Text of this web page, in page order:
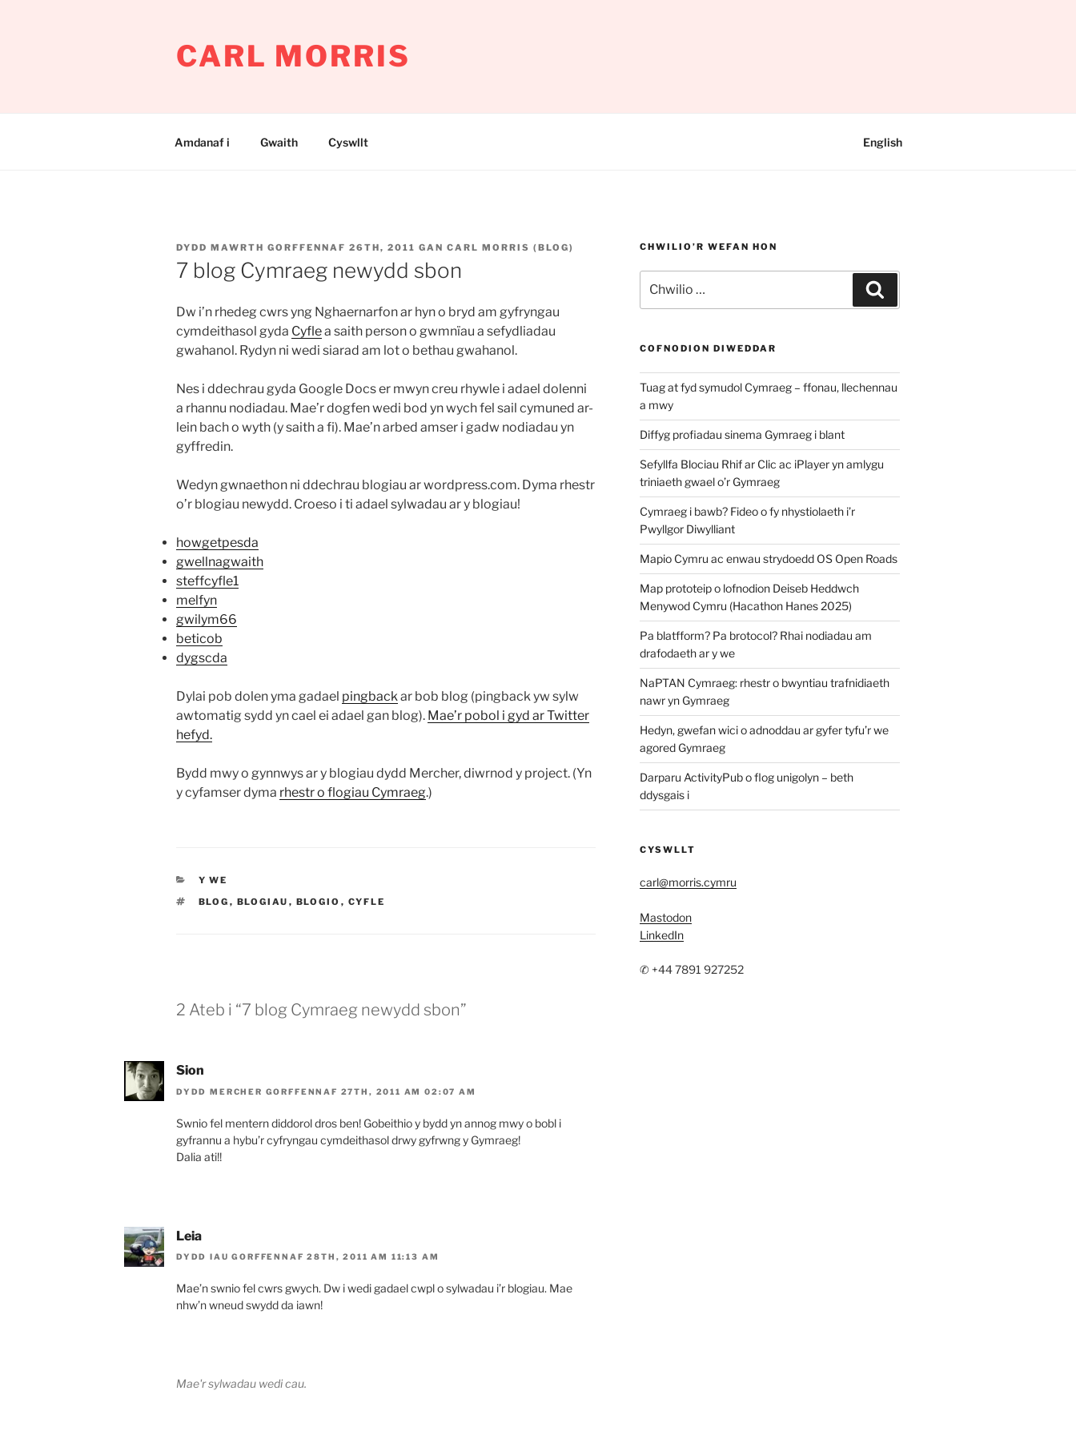
CARL MORRIS
Amdanaf i Gwaith Cyswllt English
COFNODWYD
AR
DYDD MAWRTH GORFFENNAF 26TH, 2011 GAN CARL MORRIS (BLOG)
7 blog Cymraeg newydd sbon
Dw i’n rhedeg cwrs yng Nghaernarfon ar hyn o bryd am gyfryngau
cymdeithasol gyda Cyflea saith person o gwmnïau a sefydliadau
gwahanol. Rydyn ni wedi siarad am lot o bethau gwahanol.
Nes i ddechrau gyda Google Docs er mwyn creu rhywle i adael dolenni
a rhannu nodiadau. Mae’r dogfen wedi bod yn wych fel sail cymuned ar-
lein bach o wyth (y saith a fi). Mae’n arbed amser i gadw nodiadau yn
gyffredin.
Wedyn gwnaethon ni ddechrau blogiau ar wordpress.com. Dyma rhestr
o’r blogiau newydd. Croeso i ti adael sylwadau ar y blogiau!
howgetpesda
gwellnagwaith
steffcyfle1
melfyn
gwilym66
beticob
dygscda
Dylai pob dolen yma gadael pingbackar bob blog (pingback yw sylw
awtomatig sydd yn cael ei adael gan blog). Mae’r pobol i gyd ar Twitter
hefyd.
Bydd mwy o gynnwys ar y blogiau dydd Mercher, diwrnod y project. (Yn
y cyfamser dyma rhestr o flogiau Cymraeg.)
CATEGORÏAU
Y WE
TAGIAU
BLOG , BLOGIAU , BLOGIO , CYFLE
2 Ateb i “7 blog Cymraeg newydd sbon”
Sion
DYDD MERCHER GORFFENNAF 27TH, 2011 AM 02:07 AM
Swnio fel mentern diddorol dros ben! Gobeithio y bydd yn annog mwy o bobl i
gyfrannu a hybu’r cyfryngau cymdeithasol drwy gyfrwng y Gymraeg!
Dalia ati!!
Leia
DYDD IAU GORFFENNAF 28TH, 2011 AM 11:13 AM
Mae’n swnio fel cwrs gwych. Dw i wedi gadael cwpl o sylwadau i’r blogiau. Mae
nhw’n wneud swydd da iawn!
Mae'r sylwadau wedi cau.
CHWILIO’R WEFAN HON
am:
COFNODION DIWEDDAR
Tuag at fyd symudol Cymraeg – ffonau, llechennau
a mwy
Diffyg profiadau sinema Gymraeg i blant
Sefyllfa Blociau Rhif ar Clic ac iPlayer yn amlygu
triniaeth gwael o’r Gymraeg
Cymraeg i bawb? Fideo o fy nhystiolaeth i’r
Pwyllgor Diwylliant
Mapio Cymru ac enwau strydoedd OS Open Roads
Map prototeip o lofnodion Deiseb Heddwch
Menywod Cymru (Hacathon Hanes 2025)
Pa blatfform? Pa brotocol? Rhai nodiadau am
drafodaeth ar y we
NaPTAN Cymraeg: rhestr o bwyntiau trafnidiaeth
nawr yn Gymraeg
Hedyn, gwefan wici o adnoddau ar gyfer tyfu’r we
agored Gymraeg
Darparu ActivityPub o flog unigolyn – beth
ddysgais i
CYSWLLT
carl@morris.cymru
Mastodon
LinkedIn
✆ +44 7891 927252